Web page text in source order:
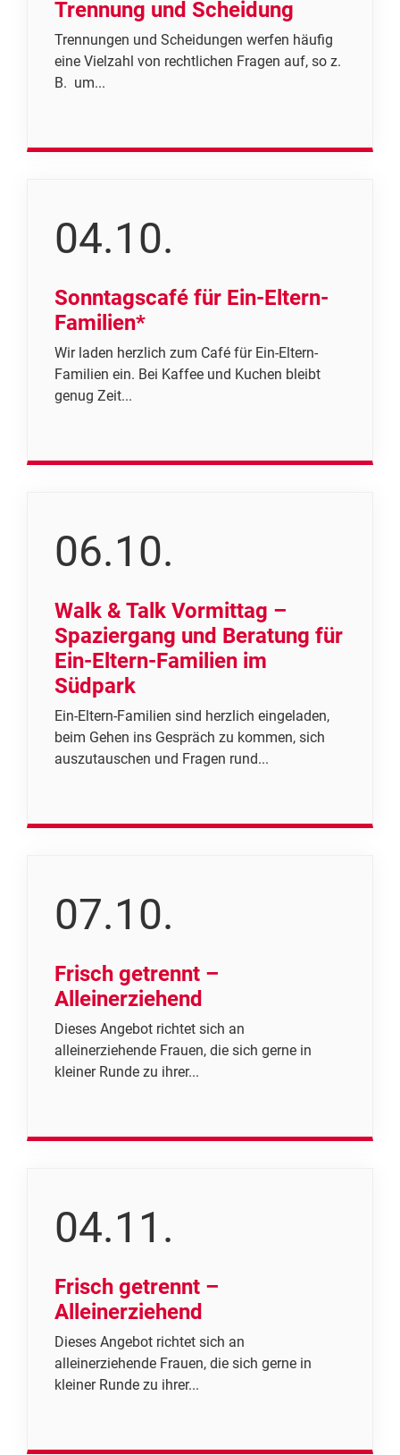
Trennung und Scheidung
Trennungen und Scheidungen werfen häufig
eine Vielzahl von rechtlichen Fragen auf, so z.
B. um...
04.10.
Sonntagscafé für Ein-Eltern-
Familien*
Wir laden herzlich zum Café für Ein-Eltern-
Familien ein. Bei Kaffee und Kuchen bleibt
genug Zeit...
06.10.
Walk & Talk Vormittag –
Spaziergang und Beratung für
Ein-Eltern-Familien im
Südpark
Ein-Eltern-Familien sind herzlich eingeladen,
beim Gehen ins Gespräch zu kommen, sich
auszutauschen und Fragen rund...
07.10.
Frisch getrennt –
Alleinerziehend
Dieses Angebot richtet sich an
alleinerziehende Frauen, die sich gerne in
kleiner Runde zu ihrer...
04.11.
Frisch getrennt –
Alleinerziehend
Dieses Angebot richtet sich an
alleinerziehende Frauen, die sich gerne in
kleiner Runde zu ihrer...